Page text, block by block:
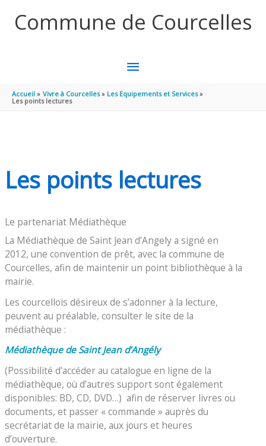
Commune de Courcelles
MENU
PRINCIPAL
Accueil Vivre à Courcelles
Les Equipements et Services
Les points lectures
Les points lectures
Le partenariat Médiathèque
La Médiathèque de Saint Jean d’Angely a signé en
2012, une convention de prêt, avec la commune de
Courcelles, afin de maintenir un point bibliothèque à la
mairie.
Les courcellois désireux de s’adonner à la lecture,
peuvent au préalable, consulter le site de la
médiathèque :
Médiathèque de Saint Jean d’Angély
(Possibilité d’accéder au catalogue en ligne de la
médiathèque, où d’autres support sont également
disponibles: BD, CD, DVD…) afin de réserver livres ou
documents, et passer « commande » auprès du
secrétariat de la mairie, aux jours et heures
d’ouverture.